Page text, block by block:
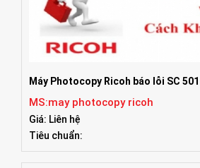
Máy Photocopy Ricoh báo lỗi SC 501
MS:may photocopy ricoh
Giá: Liên hệ
Tiêu chuẩn: